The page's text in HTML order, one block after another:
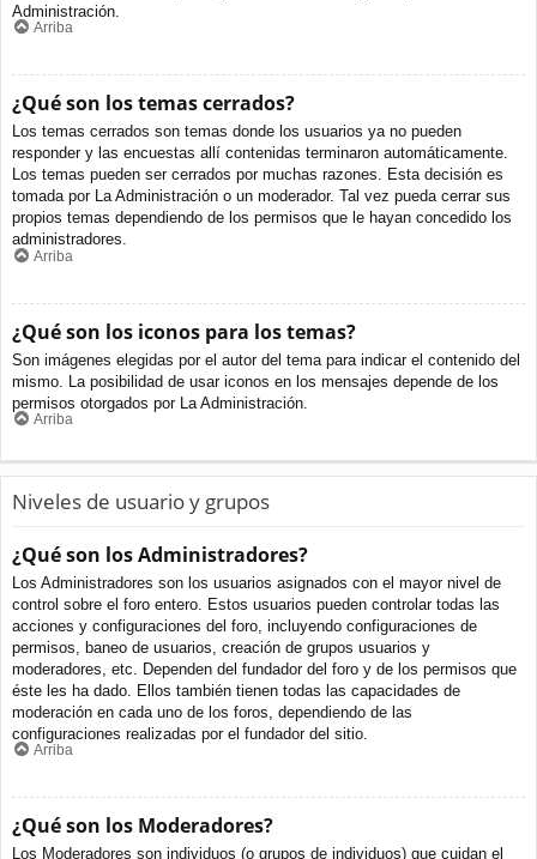
Administración.
Arriba
¿Qué son los temas cerrados?
Los temas cerrados son temas donde los usuarios ya no pueden
responder y las encuestas allí contenidas terminaron automáticamente.
Los temas pueden ser cerrados por muchas razones. Esta decisión es
tomada por La Administración o un moderador. Tal vez pueda cerrar sus
propios temas dependiendo de los permisos que le hayan concedido los
administradores.
Arriba
¿Qué son los iconos para los temas?
Son imágenes elegidas por el autor del tema para indicar el contenido del
mismo. La posibilidad de usar iconos en los mensajes depende de los
permisos otorgados por La Administración.
Arriba
Niveles de usuario y grupos
¿Qué son los Administradores?
Los Administradores son los usuarios asignados con el mayor nivel de
control sobre el foro entero. Estos usuarios pueden controlar todas las
acciones y configuraciones del foro, incluyendo configuraciones de
permisos, baneo de usuarios, creación de grupos usuarios y
moderadores, etc. Dependen del fundador del foro y de los permisos que
éste les ha dado. Ellos también tienen todas las capacidades de
moderación en cada uno de los foros, dependiendo de las
configuraciones realizadas por el fundador del sitio.
Arriba
¿Qué son los Moderadores?
Los Moderadores son individuos (o grupos de individuos) que cuidan el